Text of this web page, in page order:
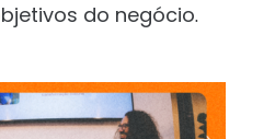
do negócio.